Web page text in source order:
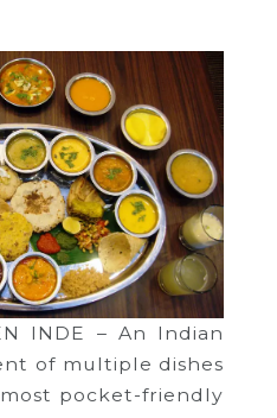
INDE – An Indian
of multiple dishes
pocket-friendly